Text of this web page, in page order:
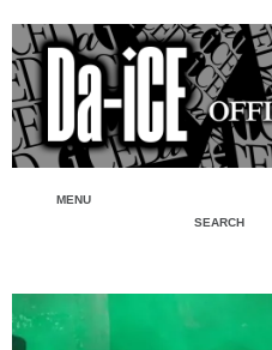
MENU
SEARCH
フェイスタオル・タオル
会員登録